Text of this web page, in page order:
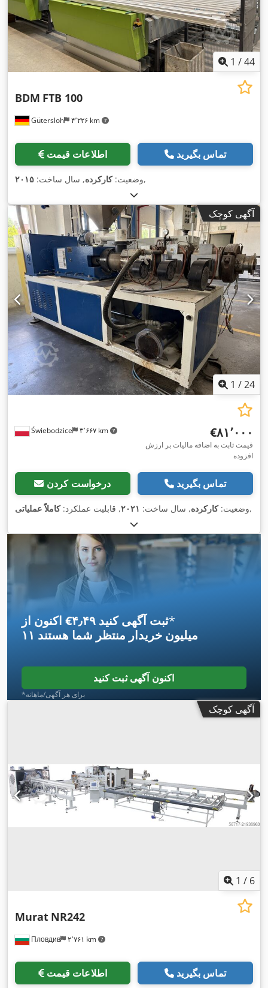
1 /44
Gütersloh ۴٬۲۲۶ km
BDM FTB 100
اطلاعات قیمت تماس بگیرید
وضعیت:کارکرده, سال ساخت: ۲۰۱۵ ,
آگهی کوچک
1 /24
Świebodzice ۳٬۶۶۷ km ‎€۸۱٬۰۰۰
قیمت ثابت به اضافه مالیات بر ارزش
افزوده
درخواست کردن تماس بگیرید
وضعیت:کارکرده, سال ساخت: ۲۰۲۱, قابلیت عملکرد:کاملاً عملیاتی ,
اکنون از ‎€۴٫۴۹ ثبت آگهی کنید*
۱۱ میلیون خریدار منتظر شما هستند
اکنون آگهی ثبت کنید
*برای هر آگهی/ماهانه
آگهی کوچک
1 / 6
Пловдив ۲٬۷۶۱ km
Murat NR242
اطلاعات قیمت تماس بگیرید